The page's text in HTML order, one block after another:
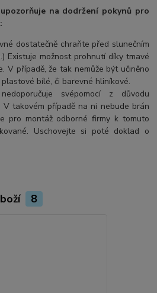
upozorňuje na dodržení pokynů pro
dostatečně chraňte před slunečním
Existuje možnost prohnutí díky tmavé
V případě, že tak nemůže být učiněno
bílé, či barevné hliníkové.
svépomocí z důvodu
V takovém případě na ni nebude brán
pro montáž odborné firmy k tomuto
Uschovejte si poté doklad o
8